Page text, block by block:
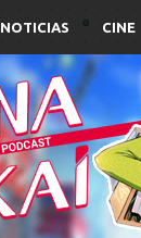
NOTICIAS CINE